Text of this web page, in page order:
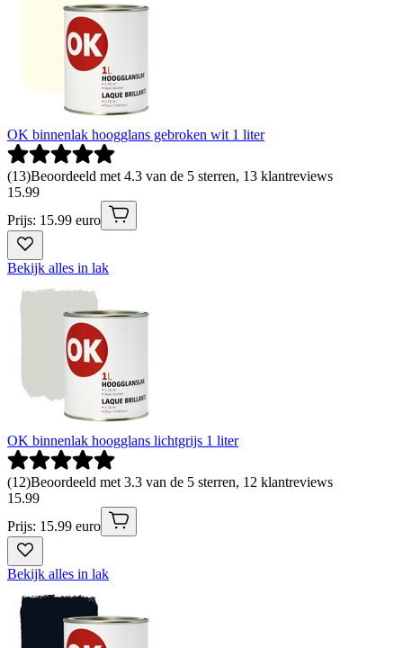
OK binnenlak hoogglans gebroken wit 1 liter
(13)Beoordeeld met 4.3 van de 5 sterren, 13 klantreviews
15.99
Prijs: 15.99 euro
Bekijk alles in lak
OK binnenlak hoogglans lichtgrijs 1 liter
(12)Beoordeeld met 3.3 van de 5 sterren, 12 klantreviews
15.99
Prijs: 15.99 euro
Bekijk alles in lak